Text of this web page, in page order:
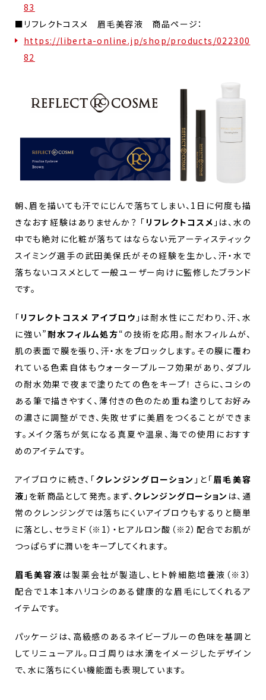
83
■リフレクトコスメ 眉毛美容液 商品ページ：
https://liberta-online.jp/shop/products/022300
82
朝、眉を描いても汗でにじんで落ちてしまい、1日に何度も描
きなおす経験はありませんか？ 「 リフレクトコスメ 」は、水の
中でも絶対に化粧が落ちてはならない元アーティスティック
スイミング選手の武田美保氏がその経験を生かし、汗・水で
落ちないコスメとして一般ユーザー向けに監修したブランド
です。
「 リフレクトコスメ アイブロウ 」は耐水性にこだわり、汗、水
に強い”耐水フィルム処方“の技術を応用。耐水フィルムが、
肌の表面で膜を張り、汗・水をブロックします。その膜に覆わ
れている色素自体もウォータープルーフ効果があり、ダブル
の耐水効果で夜まで塗りたての色をキープ！ さらに、コシの
ある筆で描きやすく、薄付きの色のため重ね塗りしてお好み
の濃さに調整ができ、失敗せずに美眉をつくることができま
す。メイク落ちが気になる真夏や温泉、海での使用におすす
めのアイテムです。
アイブロウに続き、「クレンジングローション 」と「眉毛美容
液 」を新商品として発売。まず、 クレンジングローション は、通
常のクレンジングでは落ちにくいアイブロウもするりと簡単
に落とし、セラミド（※1）・ヒアルロン酸（※2）配合でお肌が
つっぱらずに潤いをキープしてくれます。
眉毛美容液 は製薬会社が製造し、ヒト幹細胞培養液（※3）
配合で１本1本ハリコシのある健康的な眉毛にしてくれるア
イテムです。
パッケージは、高級感のあるネイビーブルーの色味を基調と
してリニューアル。ロゴ周りは水滴をイメージしたデザイン
で、水に落ちにくい機能面も表現しています。